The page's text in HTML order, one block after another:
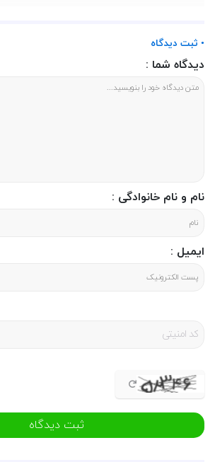
:256،زبان :فارسی
قیمت کتاب
دوستداران مطالعهکتاب خوب
• ثبت دیدگاه
دیدگاه شما :
نام و نام خانوادگی :
ایمیل :
ثبت دیدگاه